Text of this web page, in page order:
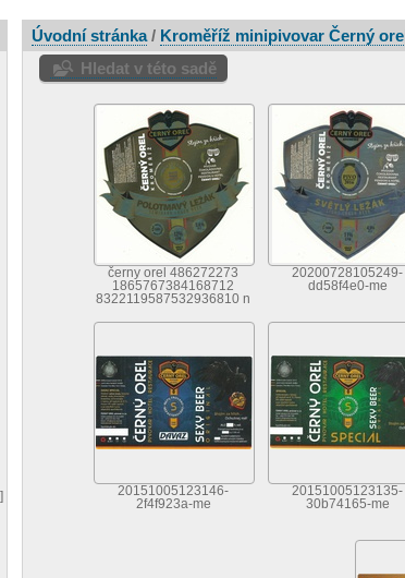
Úvodní stránka/ Kroměříž minipivovar Černý
Hledat v této sadě
černy orel 486272273
1865767384168712
8322119587532936810 n
20200728105249-
dd58f4e0-me
20151005123146-
2f4f923a-me
20151005123135-
30b74165-me